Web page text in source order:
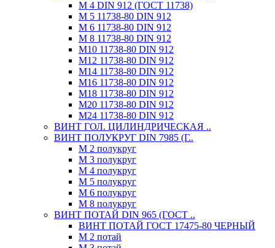
М 4 DIN 912 (ГОСТ 11738)
М 5 11738-80 DIN 912
М 6 11738-80 DIN 912
М 8 11738-80 DIN 912
М10 11738-80 DIN 912
М12 11738-80 DIN 912
М14 11738-80 DIN 912
М16 11738-80 DIN 912
М18 11738-80 DIN 912
М20 11738-80 DIN 912
М24 11738-80 DIN 912
ВИНТ ГОЛ. ЦИЛИНДРИЧЕСКАЯ ..
ВИНТ ПОЛУКРУГ DIN 7985 (Г..
М 2 полукруг
М 3 полукруг
М 4 полукруг
М 5 полукруг
М 6 полукруг
М 8 полукруг
ВИНТ ПОТАЙ DIN 965 (ГОСТ ..
ВИНТ ПОТАЙ ГОСТ 17475-80 ЧЕРНЫЙ
М 2 потай